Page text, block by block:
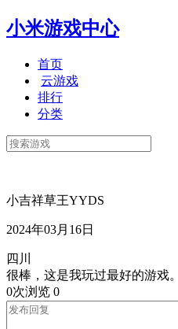
小米游戏中心
首页
云游戏
排行
分类
小吉祥草王YYDS
2024年03月16日
四川
很棒，这是我玩过最好的游戏。
0次浏览 0